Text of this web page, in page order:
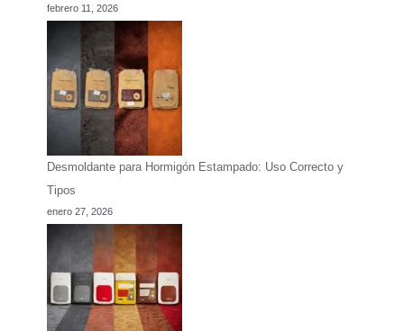
febrero 11, 2026
Desmoldante para Hormigón Estampado: Uso Correcto y
Tipos
enero 27, 2026